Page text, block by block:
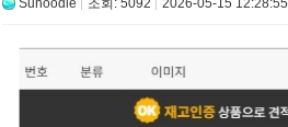
Sunoodle 조회: 5092 2026-05-15 12:28:55